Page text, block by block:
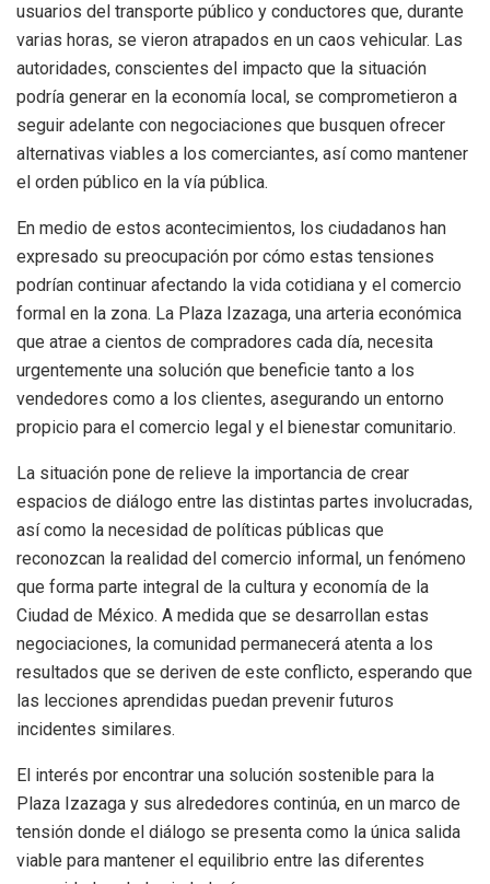
usuarios del transporte público y conductores que, durante
varias horas, se vieron atrapados en un caos vehicular. Las
autoridades, conscientes del impacto que la situación
podría generar en la economía local, se comprometieron a
seguir adelante con negociaciones que busquen ofrecer
alternativas viables a los comerciantes, así como mantener
el orden público en la vía pública.
En medio de estos acontecimientos, los ciudadanos han
expresado su preocupación por cómo estas tensiones
podrían continuar afectando la vida cotidiana y el comercio
formal en la zona. La Plaza Izazaga, una arteria económica
que atrae a cientos de compradores cada día, necesita
urgentemente una solución que beneficie tanto a los
vendedores como a los clientes, asegurando un entorno
propicio para el comercio legal y el bienestar comunitario.
La situación pone de relieve la importancia de crear
espacios de diálogo entre las distintas partes involucradas,
así como la necesidad de políticas públicas que
reconozcan la realidad del comercio informal, un fenómeno
que forma parte integral de la cultura y economía de la
Ciudad de México. A medida que se desarrollan estas
negociaciones, la comunidad permanecerá atenta a los
resultados que se deriven de este conflicto, esperando que
las lecciones aprendidas puedan prevenir futuros
incidentes similares.
El interés por encontrar una solución sostenible para la
Plaza Izazaga y sus alrededores continúa, en un marco de
tensión donde el diálogo se presenta como la única salida
viable para mantener el equilibrio entre las diferentes